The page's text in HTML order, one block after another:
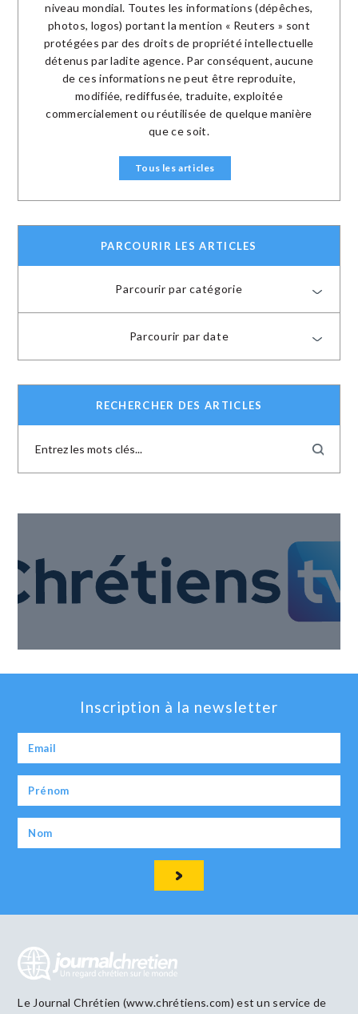
niveau mondial. Toutes les informations (dépêches,
photos, logos) portant la mention « Reuters » sont
protégées par des droits de propriété intellectuelle
détenus par ladite agence. Par conséquent, aucune
de ces informations ne peut être reproduite,
modifiée, rediffusée, traduite, exploitée
commercialement ou réutilisée de quelque manière
que ce soit.
Tous les articles
PARCOURIR LES ARTICLES
Parcourir par catégorie
Parcourir par date
RECHERCHER DES ARTICLES
Inscription à la newsletter
Le Journal Chrétien (www.chrétiens.com) est un service de